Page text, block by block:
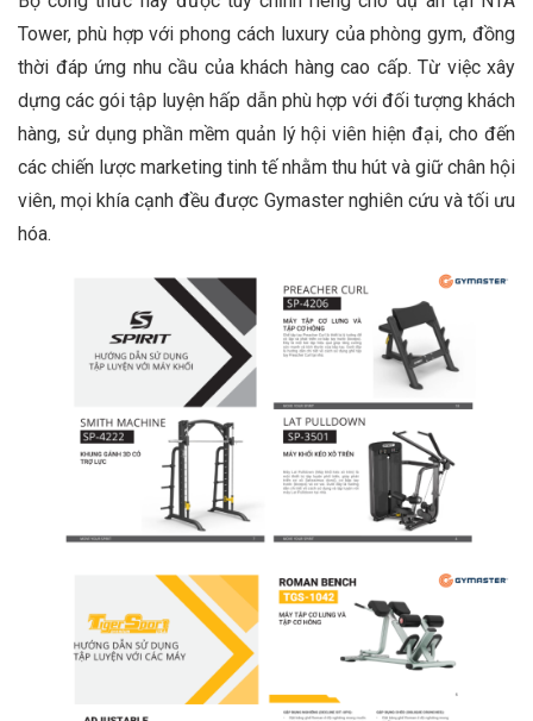
Tower, phù hợp với phong cách luxury của phòng gym, đồng
thời đáp ứng nhu cầu của khách hàng cao cấp. Từ việc xây
dựng các gói tập luyện hấp dẫn phù hợp với đối tượng khách
hàng, sử dụng phần mềm quản lý hội viên hiện đại, cho đến
các chiến lược marketing tinh tế nhằm thu hút và giữ chân hội
viên, mọi khía cạnh đều được Gymaster nghiên cứu và tối ưu
hóa.